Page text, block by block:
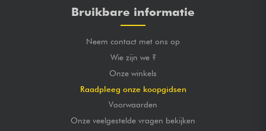
Bruikbare informatie
Neem contact met ons op
Wie zijn we ?
Onze winkels
Raadpleeg onze koopgidsen
Voorwaarden
Onze veelgestelde vragen bekijken